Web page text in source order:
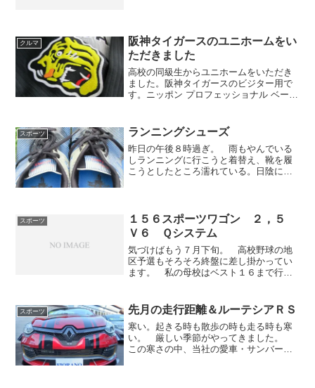
は、高校時代の朝・夜に自主...
クルマ
阪神タイガースのユニホームをい
ただきました
高校の同級生からユニホームをいただき
ました。阪神タイガースのビジター用で
す。ニッポン プロフェッショナル ベース
ましたが、一応売っているみたいです。
永遠のライバル・ジ...
スポーツ ランニングシューズ
昨日の午後８時過ぎ。 雨もやんでいる
しランニングに行こうと着替え、靴を履
こうとしたところ濡れている。日陰に干
ランニング開始。 走り出...
スポーツ
１５６スポーツワゴン ２，５
Ｖ６ Ｑシステム
気づけばもう７月下旬。 高校野球の地
区予選もそろそろ終盤に差し掛かってい
ます。 私の母校はベスト１６まで行っ
で一気に強くなってきましたので、ベス
ト１６に行っても残念がら...
スポーツ 先月の走行距離＆ルーテシアＲＳ
寒い。起きる時も散歩の時も走る時も寒
い。 厳しい季節がやってきました。
この寒さの中、当社の愛車・サンバーの